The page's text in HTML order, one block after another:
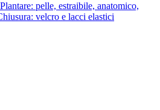
pelle, estraibile, anatomico,
velcro e lacci elastici